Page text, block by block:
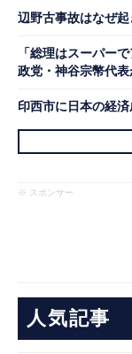
辺野古事故はなぜ起
「総理はスーパー
政党・神谷宗幣代
印西市に日本の経
※ スポンサー
人気記事